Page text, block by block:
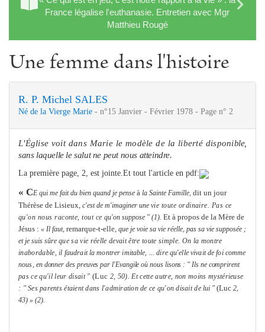
France légalise l'euthanasie. Entretien avec Mgr
Matthieu Rougé
Une femme dans l'histoire
R. P. Michel SALES
Né de la Vierge Marie - n°15 Janvier - Février 1978 - Page n° 2
L'Église voit dans Marie le modèle de la liberté disponi­ble,
sans laquelle le salut ne peut nous atteindre.
La première page, 2, est jointe.Et tout l'article en pdf:
« CE qui me fait du bien quand je pense à la Sainte Famille, dit un jour
Thérèse de Lisieux, c'est de m'imaginer une vie toute ordinaire. Pas ce
qu'on nous raconte, tout cequ'on suppose " (1).Et à propos de la Mère de
Jésus : « Il faut, remar­que-t-elle, que je voie sa vie réelle, pas sa vie supposée ;
et je suis sûre que sa vie réelle devait être toute simple. On la montre
inabordable, il faudrait la montrer imitable, ... dire qu'elle vivait de foi comme
nous, en donner des preuves par l'Evangile où nous lisons : " Ils ne comprirent
pas ce qu'il leur disait " (Luc 2, 50). Et cette autre, non moins mysté­rieuse
: " Ses parents étaient dans l'admiration de ce qu'on disait delui "(Luc2,
43) » (2).